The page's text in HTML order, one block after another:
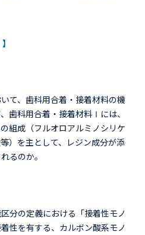
て、歯科用合着・接着材料の機
歯科用合着・接着材料Ⅰには、
組成（フルオロアルミノシリケ
）を主として、レジン成分が添
るのか。
分の定義における「接着性モノ
性を有する、カルボン酸系モノ